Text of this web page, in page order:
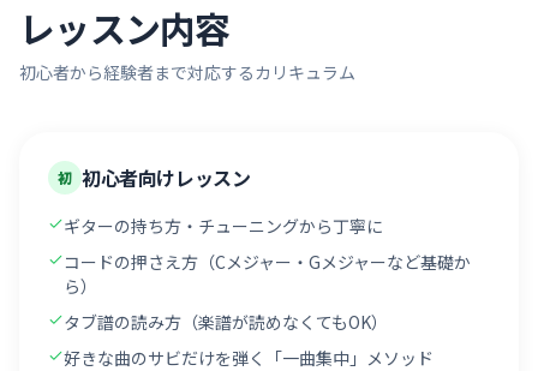
レッスン内容
初心者から経験者まで対応するカリキュラム
初 初心者向けレッスン
ギターの持ち方・チューニングから丁寧に
コードの押さえ方（Cメジャー・Gメジャーなど基礎か
ら）
タブ譜の読み方（楽譜が読めなくてもOK）
好きな曲のサビだけを弾く「一曲集中」メソッド